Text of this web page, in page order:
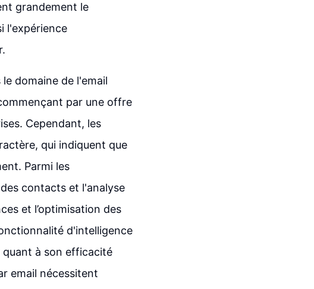
grandement le
l'expérience
domaine de l'email
par une offre
Cependant, les
qui indiquent que
Parmi les
contacts et l'analyse
et l’optimisation des
d'intelligence
à son efficacité
email nécessitent